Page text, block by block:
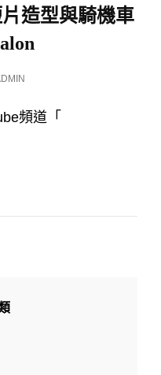
造型與騎機車
頻道「